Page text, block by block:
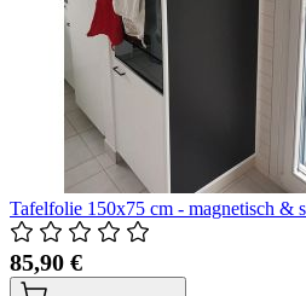
Tafelfolie 150x75 cm - magnetisch &
85,90 €